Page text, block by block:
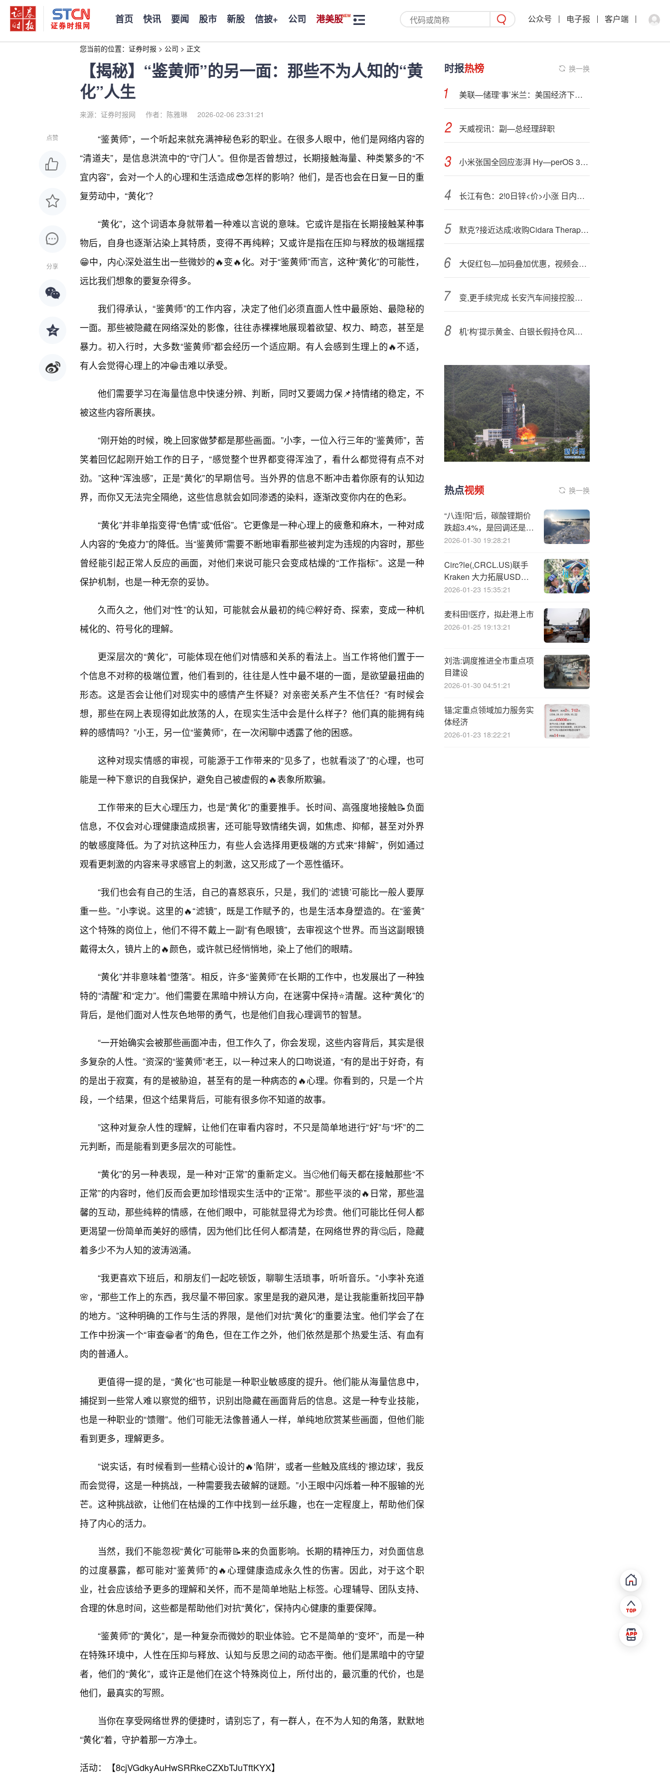
首页 快讯 要闻 股市 新股 信披+ 公司 港美股 公众号 电子报 客户端
您当前的位置： 证券时报 > 公司 > 正文
【揭秘】“鉴黄师”的另一面：那些不为人知的“黄
化”人生
来源：证券时报网 作者：陈雅琳 2026-02-06 23:31:21
点赞
分享
“鉴黄师”，一个听起来就充满神秘色彩的职业。在很多人眼中，他们是网络内容的
“清道夫”，是信息洪流中的“守门人”。但你是否曾想过，长期接触海量、种类繁多的“不
宜内容”，会对一个人的心理和生活造成😎怎样的影响？他们，是否也会在日复一日的重
复劳动中，“黄化”？
“黄化”，这个词语本身就带着一种难以言说的意味。它或许是指在长期接触某种事
物后，自身也逐渐沾染上其特质，变得不再纯粹；又或许是指在压抑与释放的极端摇摆
😁中，内心深处滋生出一些微妙的🔥变🔥化。对于“鉴黄师”而言，这种“黄化”的可能性，
远比我们想象的要复杂得多。
我们得承认，“鉴黄师”的工作内容，决定了他们必须直面人性中最原始、最隐秘的
一面。那些被隐藏在网络深处的影像，往往赤裸裸地展现着欲望、权力、畸恋，甚至是
暴力。初入行时，大多数“鉴黄师”都会经历一个适应期。有人会感到生理上的🔥不适，
有人会觉得心理上的冲😁击难以承受。
他们需要学习在海量信息中快速分辨、判断，同时又要竭力保📌持情绪的稳定，不
被这些内容所裹挟。
“刚开始的时候，晚上回家做梦都是那些画面。”小李，一位入行三年的“鉴黄师”，苦
笑着回忆起刚开始工作的日子，“感觉整个世界都变得浑浊了，看什么都觉得有点不对
劲。”这种“浑浊感”，正是“黄化”的早期信号。当外界的信息不断冲击着你原有的认知边
界，而你又无法完全隔绝，这些信息就会如同渗透的染料，逐渐改变你内在的色彩。
“黄化”并非单指变得“色情”或“低俗”。它更像是一种心理上的疲惫和麻木，一种对成
人内容的“免疫力”的降低。当“鉴黄师”需要不断地审看那些被判定为违规的内容时，那些
曾经能引起正常人反应的画面，对他们来说可能只会变成枯燥的“工作指标”。这是一种
保护机制，也是一种无奈的妥协。
久而久之，他们对“性”的认知，可能就会从最初的纯🙂粹好奇、探索，变成一种机
械化的、符号化的理解。
更深层次的“黄化”，可能体现在他们对情感和关系的看法上。当工作将他们置于一
个信息不对称的极端位置，他们看到的，往往是人性中最不堪的一面，是欲望最扭曲的
形态。这是否会让他们对现实中的感情产生怀疑？对亲密关系产生不信任？“有时候会
想，那些在网上表现得如此放荡的人，在现实生活中会是什么样子？他们真的能拥有纯
粹的感情吗？”小王，另一位“鉴黄师”，在一次闲聊中透露了他的困惑。
这种对现实情感的审视，可能源于工作带来的“见多了，也就看淡了”的心理，也可
能是一种下意识的自我保护，避免自己被虚假的🔥表象所欺骗。
工作带来的巨大心理压力，也是“黄化”的重要推手。长时间、高强度地接触📝负面
信息，不仅会对心理健康造成损害，还可能导致情绪失调，如焦虑、抑郁，甚至对外界
的敏感度降低。为了对抗这种压力，有些人会选择用更极端的方式来“排解”，例如通过
观看更刺激的内容来寻求感官上的刺激，这又形成了一个恶性循环。
“我们也会有自己的生活，自己的喜怒哀乐，只是，我们的‘滤镜’可能比一般人要厚
重一些。”小李说。这里的🔥“滤镜”，既是工作赋予的，也是生活本身塑造的。在“鉴黄”
这个特殊的岗位上，他们不得不戴上一副“有色眼镜”，去审视这个世界。而当这副眼镜
戴得太久，镜片上的🔥颜色，或许就已经悄悄地，染上了他们的眼睛。
“黄化”并非意味着“堕落”。相反，许多“鉴黄师”在长期的工作中，也发展出了一种独
特的“清醒”和“定力”。他们需要在黑暗中辨认方向，在迷雾中保持⭐清醒。这种“黄化”的
背后，是他们面对人性灰色地带的勇气，也是他们自我心理调节的智慧。
“一开始确实会被那些画面冲击，但工作久了，你会发现，这些内容背后，其实是很
多复杂的人性。”资深的“鉴黄师”老王，以一种过来人的口吻说道，“有的是出于好奇，有
的是出于寂寞，有的是被胁迫，甚至有的是一种病态的🔥心理。你看到的，只是一个片
段，一个结果，但这个结果背后，可能有很多你不知道的故事。
”这种对复杂人性的理解，让他们在审看内容时，不只是简单地进行“好”与“坏”的二
元判断，而是能看到更多层次的可能性。
“黄化”的另一种表现，是一种对“正常”的重新定义。当🙂他们每天都在接触那些“不
正常”的内容时，他们反而会更加珍惜现实生活中的“正常”。那些平淡的🔥日常，那些温
馨的互动，那些纯粹的情感，在他们眼中，可能就显得尤为珍贵。他们可能比任何人都
更渴望一份简单而美好的感情，因为他们比任何人都清楚，在网络世界的背🤔后，隐藏
着多少不为人知的波涛汹涌。
“我更喜欢下班后，和朋友们一起吃顿饭，聊聊生活琐事，听听音乐。”小李补充道
🌸，“那些工作上的东西，我尽量不带回家。家里是我的避风港，是让我能重新找回平静
的地方。”这种明确的工作与生活的界限，是他们对抗“黄化”的重要法宝。他们学会了在
工作中扮演一个“审查😁者”的角色，但在工作之外，他们依然是那个热爱生活、有血有
肉的普通人。
更值得一提的是，“黄化”也可能是一种职业敏感度的提升。他们能从海量信息中，
捕捉到一些常人难以察觉的细节，识别出隐藏在画面背后的信息。这是一种专业技能，
也是一种职业的“馈赠”。他们可能无法像普通人一样，单纯地欣赏某些画面，但他们能
看到更多，理解更多。
“说实话，有时候看到一些精心设计的🔥‘陷阱’，或者一些触及底线的‘擦边球’，我反
而会觉得，这是一种挑战，一种需要我去破解的谜题。”小王眼中闪烁着一种不服输的光
芒。这种挑战欲，让他们在枯燥的工作中找到一丝乐趣，也在一定程度上，帮助他们保
持了内心的活力。
当然，我们不能忽视“黄化”可能带📝来的负面影响。长期的精神压力，对负面信息
的过度暴露，都可能对“鉴黄师”的🔥心理健康造成永久性的伤害。因此，对于这个职
业，社会应该给予更多的理解和关怀，而不是简单地贴上标签。心理辅导、团队支持、
合理的休息时间，这些都是帮助他们对抗“黄化”，保持内心健康的重要保障。
“鉴黄师”的“黄化”，是一种复杂而微妙的职业体验。它不是简单的“变坏”，而是一种
在特殊环境中，人性在压抑与释放、认知与反思之间的动态平衡。他们是黑暗中的守望
者，他们的“黄化”，或许正是他们在这个特殊岗位上，所付出的，最沉重的代价，也是
他们，最真实的写照。
当你在享受网络世界的便捷时，请别忘了，有一群人，在不为人知的角落，默默地
“黄化”着，守护着那一方净土。
活动：【8cjVGdkyAuHwSRRkeCZXbTJuTftKYX】
时报热榜 换一换
美联—储理‘事’米兰：美国经济下行风险上升 应加快降息步伐
天威视讯：副—总经理辞职
小米张国全回应澎湃 Hy—perOS 3.0 Beta 版本能否本月推出：“不能说，很快”
长江有色：2!0日锌<价>小涨 日内交投表现僵持
默克?接近达成;收购Cidara Therapeutics的交易
大促红包—加码叠加优惠，视频会员与云存储低价抢购
变,更手续完成 长安汽车间接控股股东正式变为“中国长安汽车”
机‘构’提示黄金、白银长假持仓风险 可能短期波动
热点视频 换一换
“八连!阳”后，碳酸锂期价
跌超3.4%，是回调还是反
转？
2026-01-30 19:28:21
Circ?le(,CRCL.US)联手
Kraken 大力拓展USDC
与欧元稳定币EURC版图
2026-01-23 15:35:21
麦科田!医疗，拟赴港上市
2026-01-25 19:13:21
刘浩:调度推进全市重点项
目建设
2026-01-30 04:51:21
锚;定重点领域加力服务实
体经济
2026-01-23 18:22:21